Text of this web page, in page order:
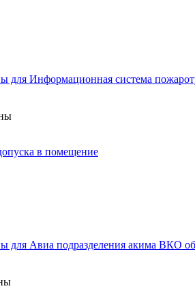
для Информационная система
в помещение
для Авиа подразделения акима ВКО